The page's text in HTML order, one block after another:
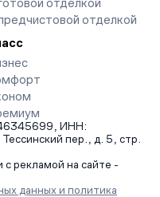
отделкой
отделкой
ИНН:
пер., д. 5, стр.
с рекламой на сайте -
данных и политика